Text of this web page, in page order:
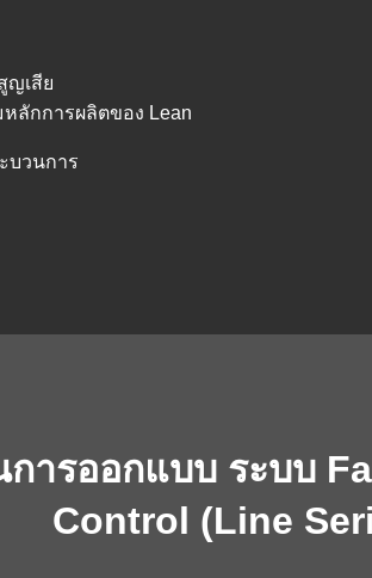
ญเสีย
ลักการผลิตของ Lean
บวนการ
ารออกแบบ ระบบ
Control (Line